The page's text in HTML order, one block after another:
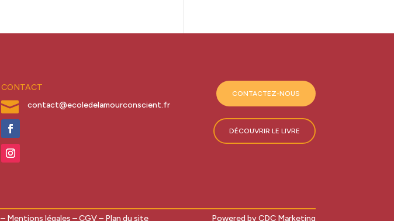
CONTACT
 contact@ecoledelamourconscient.fr
CONTACTEZ-NOUS
DÉCOUVRIR LE LIVRE
– Mentions légales –CGV– Plan du site Powered by CDC Marketing